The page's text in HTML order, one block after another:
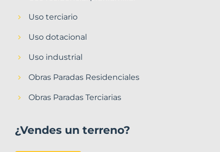
Uso terciario
Uso dotacional
Uso industrial
Obras Paradas Residenciales
Obras Paradas Terciarias
¿Vendes un terreno?